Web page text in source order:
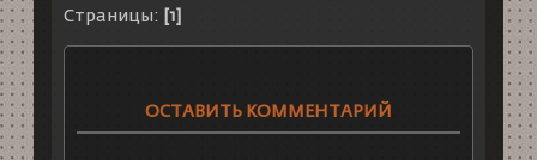
Страницы: [1]
ОСТАВИТЬ КОММЕНТАРИЙ